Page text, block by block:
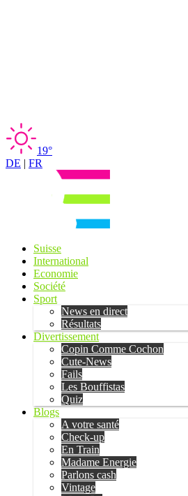
19°
DE | FR
Suisse
International
Economie
Société
Sport
News en direct
Résultats
Divertissement
Copin Comme Cochon
Cute-News
Fails
Les Bouffistas
Quiz
Blogs
A votre santé
Check-up
En Train
Madame Energie
Parlons cash
Vintage